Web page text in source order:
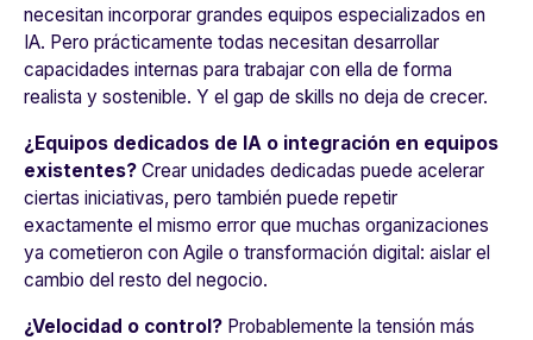
necesitan incorporar grandes equipos especializados en
IA. Pero prácticamente todas necesitan desarrollar
capacidades internas para trabajar con ella de forma
realista y sostenible. Y el gap de skills no deja de crecer.
¿Equipos dedicados de IA o integración en equipos
existentes? Crear unidades dedicadas puede acelerar
ciertas iniciativas, pero también puede repetir
exactamente el mismo error que muchas organizaciones
ya cometieron con Agile o transformación digital: aislar el
cambio del resto del negocio.
¿Velocidad o control? Probablemente la tensión más